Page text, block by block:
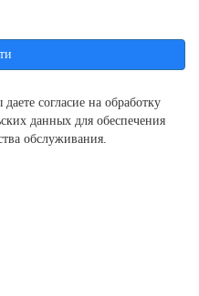
согласие на обработку
данных для обеспечения
обслуживания.